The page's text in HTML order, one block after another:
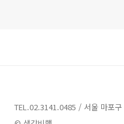
TEL.02.3141.0485 / 서울 마포